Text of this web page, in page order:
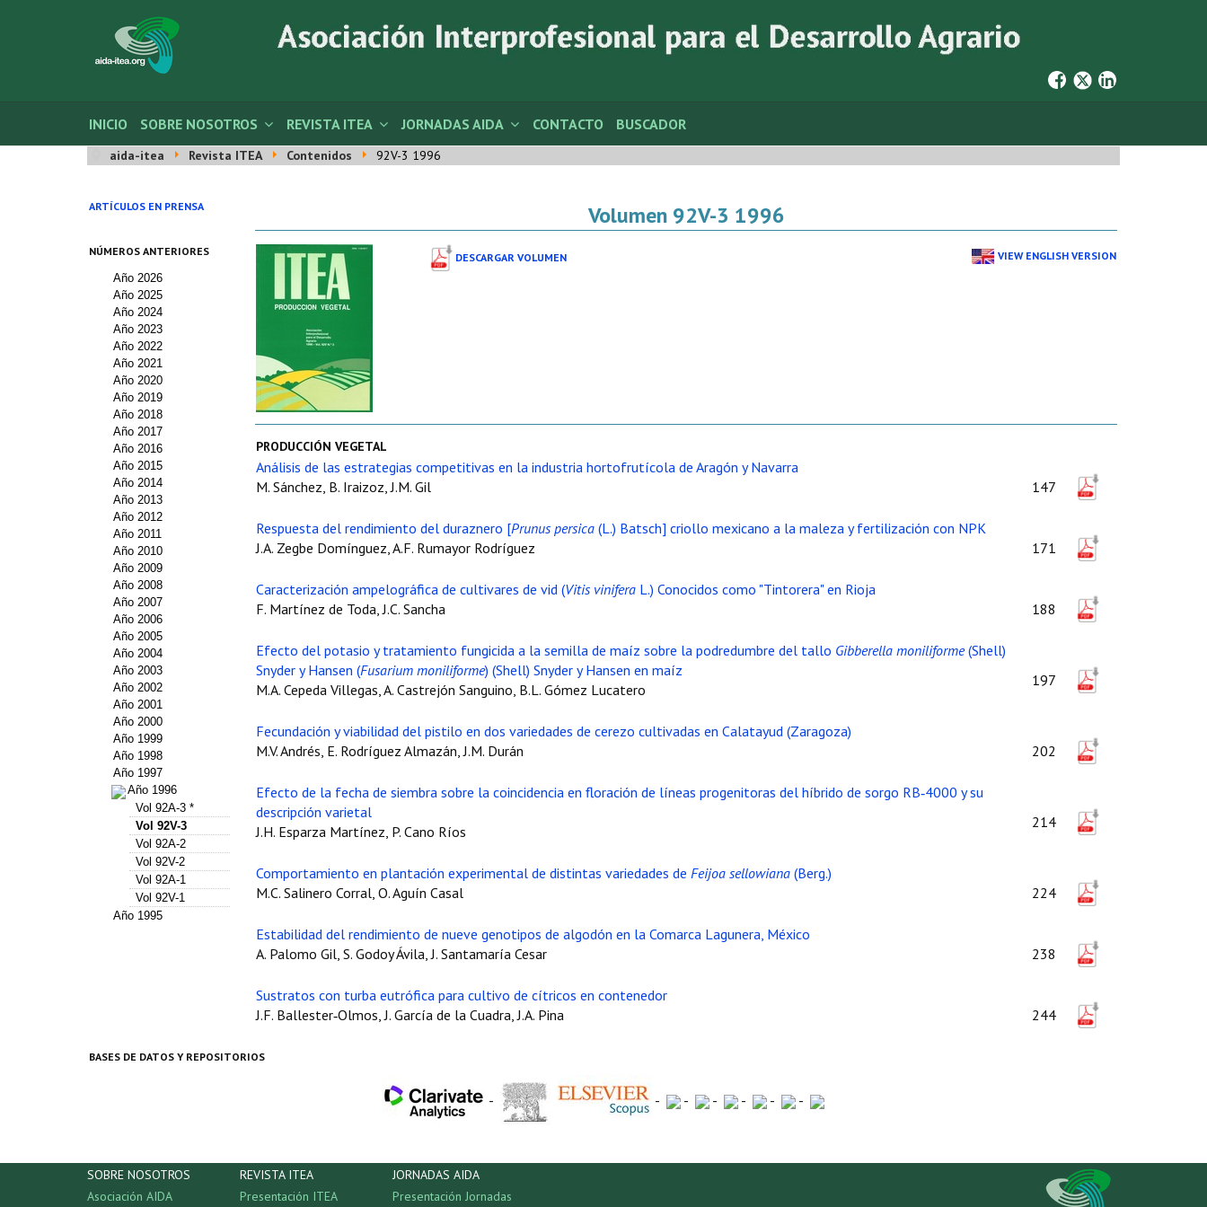
INICIO SOBRE NOSOTROS REVISTA ITEA JORNADAS AIDA CONTACTO BUSCADOR
aida-itea Revista ITEA Contenidos 92V-3 1996
ARTÍCULOS EN PRENSA
NÚMEROS ANTERIORES
Año 2026
Año 2025
Año 2024
Año 2023
Año 2022
Año 2021
Año 2020
Año 2019
Año 2018
Año 2017
Año 2016
Año 2015
Año 2014
Año 2013
Año 2012
Año 2011
Año 2010
Año 2009
Año 2008
Año 2007
Año 2006
Año 2005
Año 2004
Año 2003
Año 2002
Año 2001
Año 2000
Año 1999
Año 1998
Año 1997
Año 1996
Vol 92A-3 *
Vol 92V-3
Vol 92A-2
Vol 92V-2
Vol 92A-1
Vol 92V-1
Año 1995
Volumen 92V-3 1996
DESCARGAR VOLUMEN VIEW ENGLISH VERSION
PRODUCCIÓN VEGETAL
Análisis de las estrategias competitivas en la industria hortofrutícola de Aragón y Navarra
M. Sánchez, B. Iraizoz, J.M. Gil
147
Respuesta del rendimiento del duraznero [Prunus persica (L.) Batsch] criollo mexicano a la maleza y fertilización con NPK
J.A. Zegbe Domínguez, A.F. Rumayor Rodríguez
171
Caracterización ampelográfica de cultivares de vid (Vitis vinifera L.) Conocidos como "Tintorera" en Rioja
F. Martínez de Toda, J.C. Sancha
188
Efecto del potasio y tratamiento fungicida a la semilla de maíz sobre la podredumbre del tallo Gibberella moniliforme(Shell)
Snyder y Hansen (Fusarium moniliforme) (Shell) Snyder y Hansen en maíz
M.A. Cepeda Villegas, A. Castrejón Sanguino, B.L. Gómez Lucatero
197
Fecundación y viabilidad del pistilo en dos variedades de cerezo cultivadas en Calatayud (Zaragoza)
M.V. Andrés, E. Rodríguez Almazán, J.M. Durán
202
Efecto de la fecha de siembra sobre la coincidencia en floración de líneas progenitoras del híbrido de sorgo RB‑4000 y su
descripción varietal
J.H. Esparza Martínez, P. Cano Ríos
214
Comportamiento en plantación experimental de distintas variedades de Feijoa sellowiana (Berg.)
M.C. Salinero Corral, O. Aguín Casal
224
Estabilidad del rendimiento de nueve genotipos de algodón en la Comarca Lagunera, México
A. Palomo Gil, S. Godoy Ávila, J. Santamaría Cesar
238
Sustratos con turba eutrófica para cultivo de cítricos en contenedor
J.F. Ballester‑Olmos, J. García de la Cuadra, J.A. Pina
244
BASES DE DATOS Y REPOSITORIOS
- - - - - - -
SOBRE NOSOTROS
Asociación AIDA
REVISTA ITEA
Presentación ITEA
JORNADAS AIDA
Presentación Jornadas